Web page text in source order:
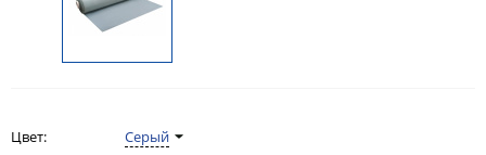
Цвет: Серый